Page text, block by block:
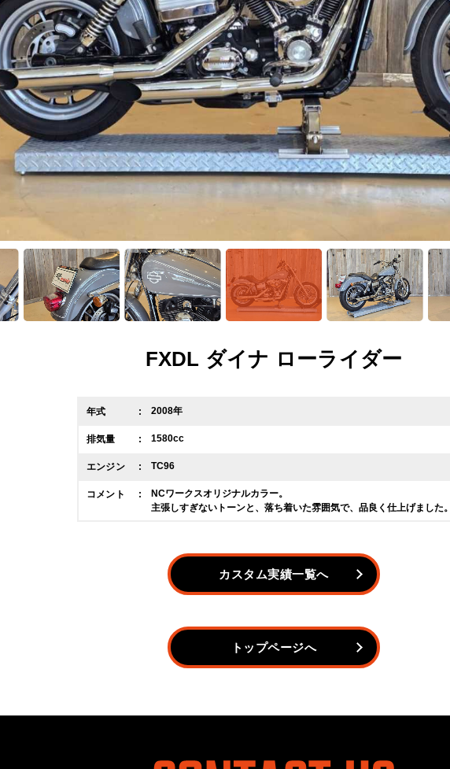
FXDL ダイナ ローライダー
年式 2008年
排気量 1580cc
エンジン TC96
コメント
NCワークスオリジナルカラー。
主張しすぎないトーンと、落ち着いた雰囲気で、品良く仕上げました
カスタム実績一覧へ
トップページへ